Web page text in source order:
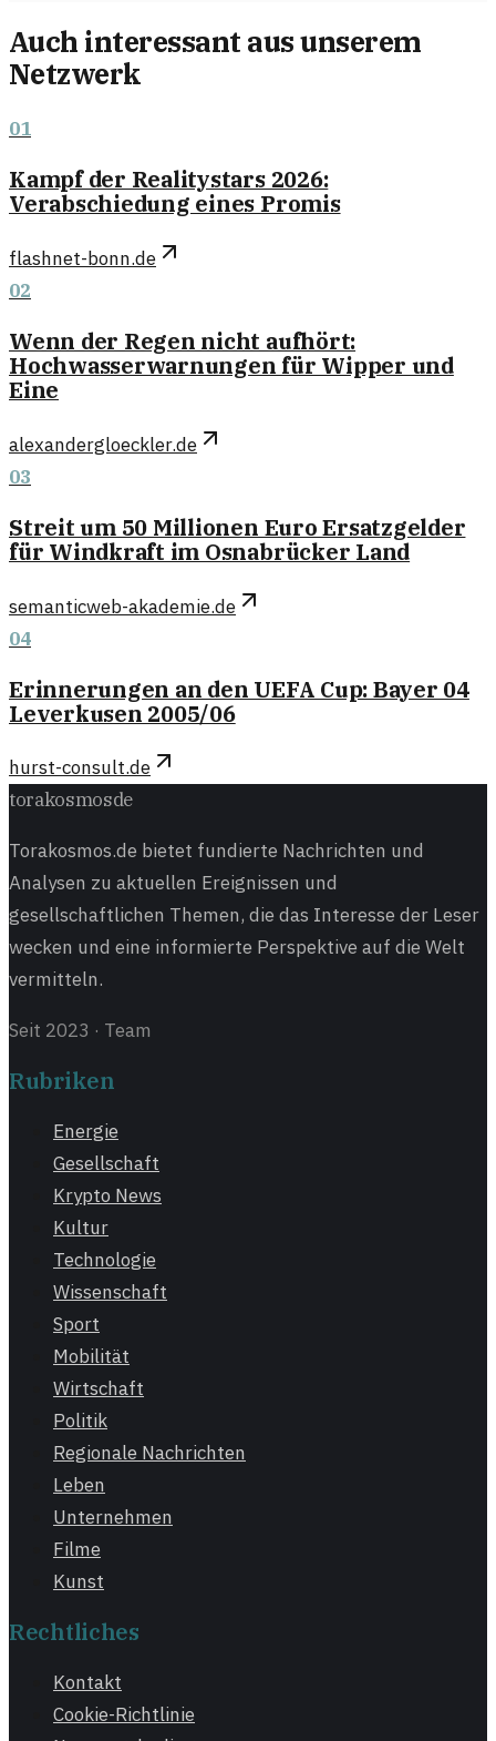
Auch interessant aus unserem
Netzwerk
01
Kampf der Realitystars 2026:
Verabschiedung eines Promis
flashnet-bonn.de
02
Wenn der Regen nicht aufhört:
Hochwasserwarnungen für Wipper und
Eine
alexandergloeckler.de
03
Streit um 50 Millionen Euro Ersatzgelder
für Windkraft im Osnabrücker Land
semanticweb-akademie.de
04
Erinnerungen an den UEFA Cup: Bayer 04
Leverkusen 2005/06
hurst-consult.de
torakosmosde
Torakosmos.de bietet fundierte Nachrichten und
Analysen zu aktuellen Ereignissen und
gesellschaftlichen Themen, die das Interesse der Leser
wecken und eine informierte Perspektive auf die Welt
vermitteln.
Seit 2023 · Team
Rubriken
Energie
Gesellschaft
Krypto News
Kultur
Technologie
Wissenschaft
Sport
Mobilität
Wirtschaft
Politik
Regionale Nachrichten
Leben
Unternehmen
Filme
Kunst
Rechtliches
Kontakt
Cookie-Richtlinie